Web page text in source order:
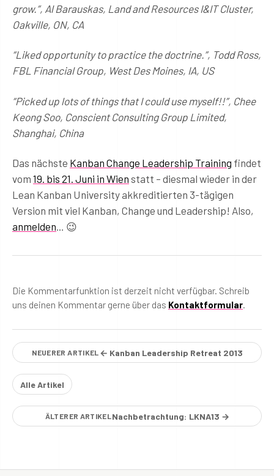
grow.”, Al Barauskas, Land and Resources I&IT Cluster,
Oakville, ON, CA
“Liked opportunity to practice the doctrine.”, Todd Ross,
FBL Financial Group, West Des Moines, IA, US
“Picked up lots of things that I could use myself!!”, Chee
Keong Soo, Conscient Consulting Group Limited,
Shanghai, China
Das nächste Kanban Change Leadership Training findet
vom 19. bis 21. Juni in Wien statt – diesmal wieder in der
Lean Kanban University akkreditierten 3-tägigen
Version mit viel Kanban, Change und Leadership! Also,
anmelden… 😉
Die Kommentarfunktion ist derzeit nicht verfügbar. Schreib
uns deinen Kommentar gerne über das Kontaktformular.
NEUERER ARTIKEL ← Kanban Leadership Retreat 2013
Alle Artikel
ÄLTERER ARTIKELNachbetrachtung: LKNA13 →